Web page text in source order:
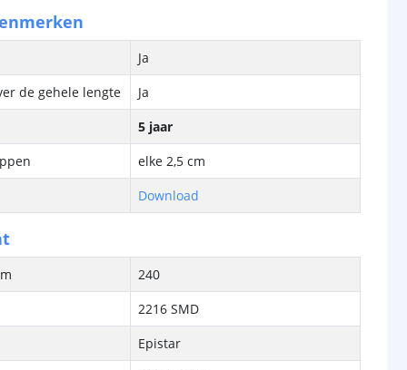
Ja
de gehele lengte
Ja
5 jaar
elke 2,5 cm
Download
240
2216 SMD
Epistar